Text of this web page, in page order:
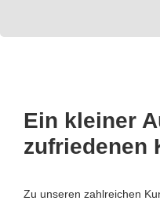
Ein kleiner
zufriedenen
Zu unseren zahlreichen